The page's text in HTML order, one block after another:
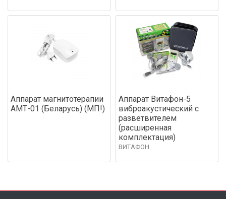
Аппарат магнитотерапии
АМТ-01 (Беларусь) (МП!)
Аппарат Витафон-5
виброакустический с
разветвителем
(расширенная
комплектация)
ВИТАФОН